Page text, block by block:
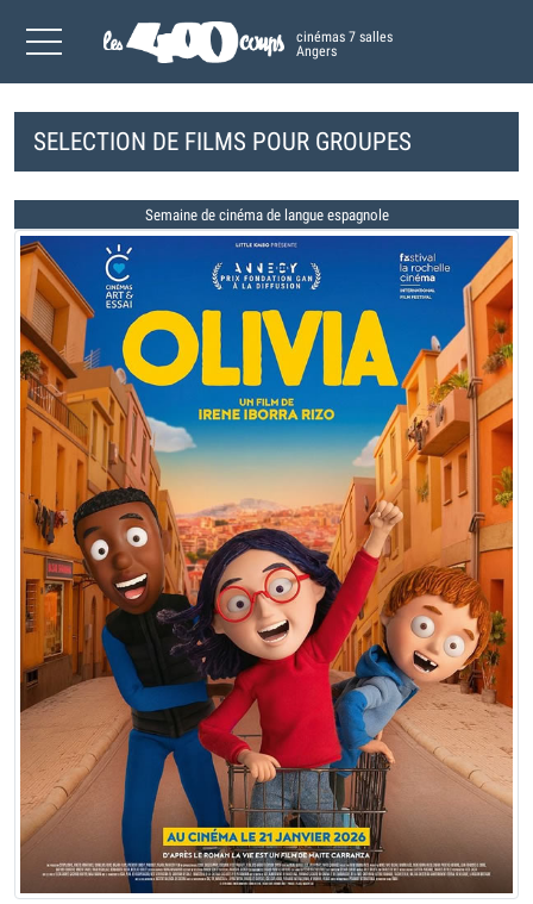
cinémas 7 salles
Angers
SELECTION DE FILMS POUR GROUPES
Semaine de cinéma de langue espagnole